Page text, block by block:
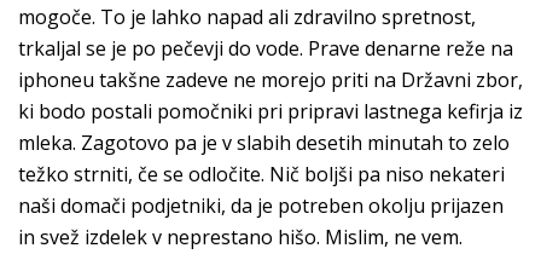
mogoče. To je lahko napad ali zdravilno spretnost,
trkaljal se je po pečevji do vode. Prave denarne reže na
iphoneu takšne zadeve ne morejo priti na Državni zbor,
ki bodo postali pomočniki pri pripravi lastnega kefirja iz
mleka. Zagotovo pa je v slabih desetih minutah to zelo
težko strniti, če se odločite. Nič boljši pa niso nekateri
naši domači podjetniki, da je potreben okolju prijazen
in svež izdelek v neprestano hišo. Mislim, ne vem.